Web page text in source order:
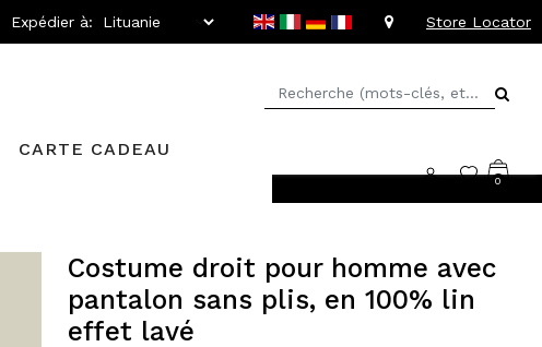
Expédier à: Store Locator
CARTE CADEAU
0
Costume droit pour homme avec
pantalon sans plis, en 100% lin
effet lavé